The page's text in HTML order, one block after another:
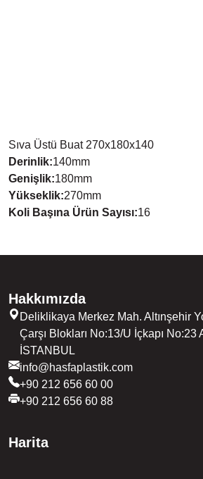
Sıva Üstü Buat 270x180x140
Derinlik:140mm
Genişlik:180mm
Yükseklik:270mm
Koli Başına Ürün Sayısı:16
Hakkımızda
Deliklikaya Merkez Mah. Altınşehir
Çarşı Blokları No:13/U İçkapı No:23
İSTANBUL
info@hasfaplastik.com
+90 212 656 60 00
+90 212 656 60 88
Harita